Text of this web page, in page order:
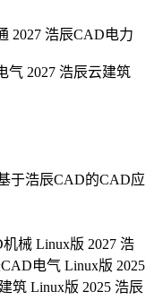
2027 浩辰CAD电力
气 2027 浩辰云建筑
于浩辰CAD的CAD应
械 Linux版 2027 浩
电气 Linux版 2025
筑 Linux版 2025 浩辰